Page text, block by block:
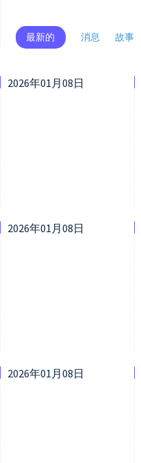
最新的 消息 故事
2026年01月08日
2026年01月08日
2026年01月08日